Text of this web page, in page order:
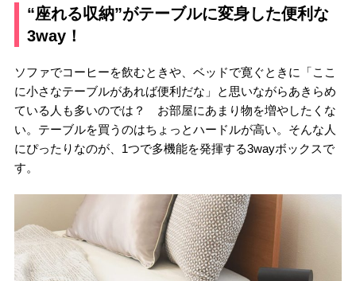
“座れる収納”がテーブルに変身した便利な
3way！
ソファでコーヒーを飲むときや、ベッドで寛ぐときに「ここ
に小さなテーブルがあれば便利だな」と思いながらあきらめ
ている人も多いのでは？ お部屋にあまり物を増やしたくな
い。テーブルを買うのはちょっとハードルが高い。そんな人
にぴったりなのが、1つで多機能を発揮する3wayボックスで
す。